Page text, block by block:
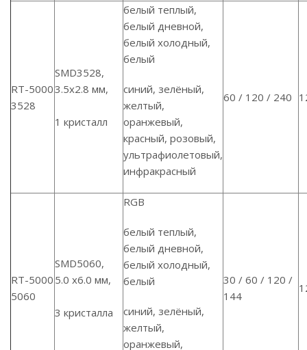
RT-5000
3528
SMD3528,
3.5х2.8 мм,
1 кристалл
белый теплый,
белый дневной,
белый холодный,
белый
синий, зелёный,
желтый,
оранжевый,
красный, розовый,
ультрафиолетовый,
инфракрасный
60 / 120 / 240
RT-5000
5060
SMD5060,
5.0 х6.0 мм,
3 кристалла
RGB
белый теплый,
белый дневной,
белый холодный,
белый
синий, зелёный,
желтый,
оранжевый,
30 / 60 / 120 /
144